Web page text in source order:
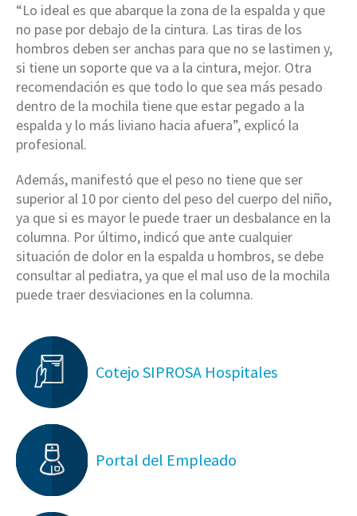
“Lo ideal es que abarque la zona de la espalda y que
no pase por debajo de la cintura. Las tiras de los
hombros deben ser anchas para que no se lastimen y,
si tiene un soporte que va a la cintura, mejor. Otra
recomendación es que todo lo que sea más pesado
dentro de la mochila tiene que estar pegado a la
espalda y lo más liviano hacia afuera”, explicó la
profesional.
Además, manifestó que el peso no tiene que ser
superior al 10 por ciento del peso del cuerpo del niño,
ya que si es mayor le puede traer un desbalance en la
columna. Por último, indicó que ante cualquier
situación de dolor en la espalda u hombros, se debe
consultar al pediatra, ya que el mal uso de la mochila
puede traer desviaciones en la columna.
Cotejo SIPROSA Hospitales
Portal del Empleado